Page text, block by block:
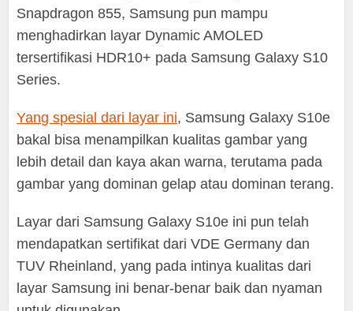
Snapdragon 855, Samsung pun mampu
menghadirkan layar Dynamic AMOLED
tersertifikasi HDR10+ pada Samsung Galaxy S10
Series.
Yang spesial dari layar ini, Samsung Galaxy S10e
bakal bisa menampilkan kualitas gambar yang
lebih detail dan kaya akan warna, terutama pada
gambar yang dominan gelap atau dominan terang.
Layar dari Samsung Galaxy S10e ini pun telah
mendapatkan sertifikat dari VDE Germany dan
TUV Rheinland, yang pada intinya kualitas dari
layar Samsung ini benar-benar baik dan nyaman